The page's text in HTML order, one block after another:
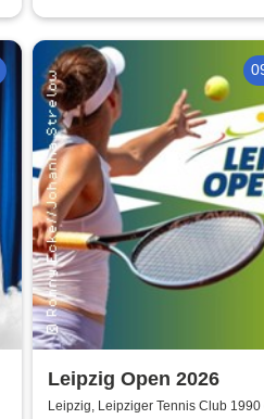
Leipzig Open 2026
Leipzig, Leipziger Tennis Club 1990